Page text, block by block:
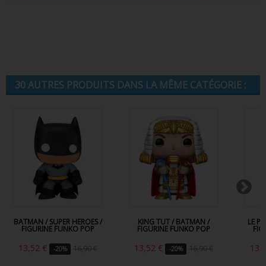
30 AUTRES PRODUITS DANS LA MÊME CATÉGORIE :
BATMAN / SUPER HEROES /
FIGURINE FUNKO POP
13,52 € -20% 16,90 €
KING TUT / BATMAN /
FIGURINE FUNKO POP
13,52 € -20% 16,90 €
LE